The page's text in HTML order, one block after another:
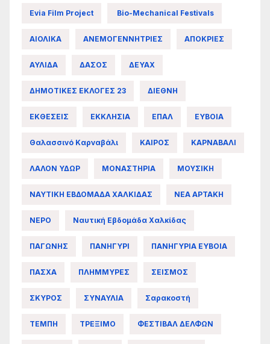
Evia Film Project Bio-Mechanical Festivals
ΑΙΟΛΙΚΑ ΑΝΕΜΟΓΕΝΝΗΤΡΙΕΣ ΑΠΟΚΡΙΕΣ
ΑΥΛΙΔΑ ΔΑΣΟΣ ΔΕΥΑΧ
ΔΗΜΟΤΙΚΕΣ ΕΚΛΟΓΕΣ 23 ΔΙΕΘΝΗ
ΕΚΘΕΣΕΙΣ ΕΚΚΛΗΣΙΑ ΕΠΑΛ ΕΥΒΟΙΑ
Θαλασσινό Καρναβάλι ΚΑΙΡΟΣ ΚΑΡΝΑΒΑΛΙ
ΛΑΛΟΝ ΥΔΩΡ ΜΟΝΑΣΤΗΡΙΑ ΜΟΥΣΙΚΗ
ΝΑΥΤΙΚΗ ΕΒΔΟΜΑΔΑ ΧΑΛΚΙΔΑΣ ΝΕΑ ΑΡΤΑΚΗ
ΝΕΡΟ Ναυτική Εβδομάδα Χαλκίδας
ΠΑΓΩΝΗΣ ΠΑΝΗΓΥΡΙ ΠΑΝΗΓΥΡΙΑ ΕΥΒΟΙΑ
ΠΑΣΧΑ ΠΛΗΜΜΥΡΕΣ ΣΕΙΣΜΟΣ
ΣΚΥΡΟΣ ΣΥΝΑΥΛΙΑ Σαρακοστή
ΤΕΜΠΗ ΤΡΕΞΙΜΟ ΦΕΣΤΙΒΑΛ ΔΕΛΦΩΝ